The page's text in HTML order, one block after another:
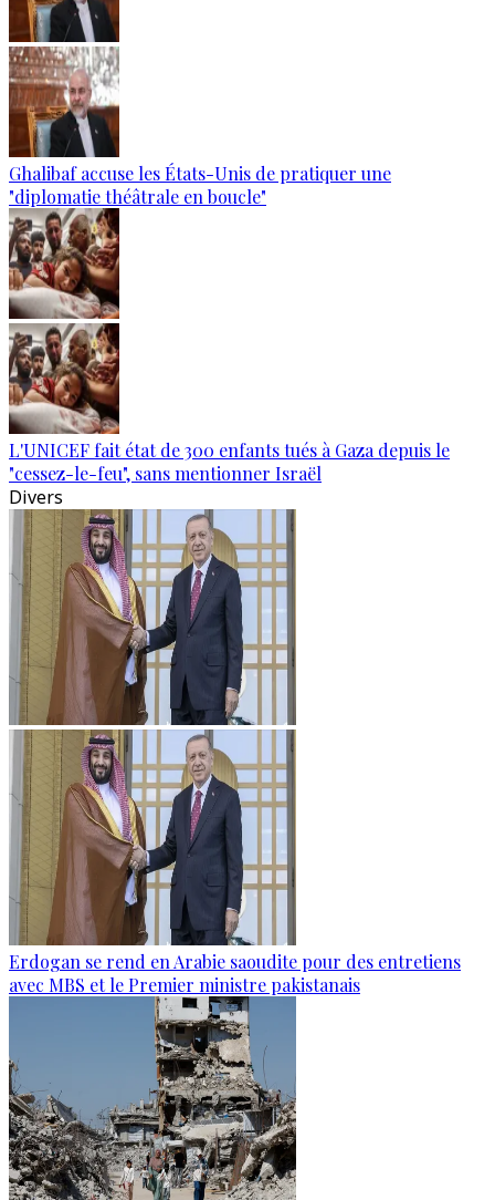
Ghalibaf accuse les États-Unis de pratiquer une
"diplomatie théâtrale en boucle"
L'UNICEF fait état de 300 enfants tués à Gaza depuis le
"cessez-le-feu", sans mentionner Israël
Divers
Erdogan se rend en Arabie saoudite pour des entretiens
avec MBS et le Premier ministre pakistanais